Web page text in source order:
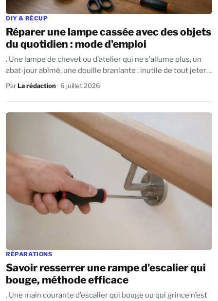
DIY & RÉCUP
Réparer une lampe cassée avec des objets
du quotidien : mode d'emploi
. Une lampe de chevet ou d’atelier qui ne s’allume plus, un
abat-jour abîmé, une douille branlante : inutile de tout jeter.
Avec un peu de méthode...
Par La rédaction · 6 juillet 2026
RÉPARATIONS
Savoir resserrer une rampe d’escalier qui
bouge, méthode efficace
. Une main courante d’escalier qui bouge ou qui grince n’est